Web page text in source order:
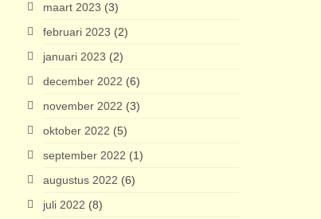
maart 2023 (3)
februari 2023 (2)
januari 2023 (2)
december 2022 (6)
november 2022 (3)
oktober 2022 (5)
september 2022 (1)
augustus 2022 (6)
juli 2022 (8)